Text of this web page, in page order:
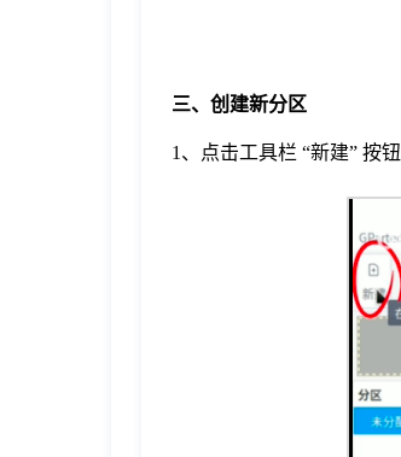
三、创建新分区
1、点击工具栏 “新建” 按钮